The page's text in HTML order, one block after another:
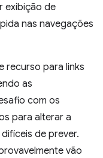
exibição de
nas navegações
recurso para links
as
com os
para alterar a
de prever.
vão